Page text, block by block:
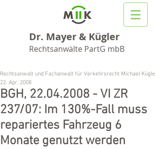
Dr. Mayer & Kügler
Rechtsanwälte PartG mbB
BGH, 22.04.2008 - VI ZR
237/07: Im 130%-Fall muss
repariertes Fahrzeug 6
Monate genutzt werden
Rechtsanwalt und Fachanwalt für Verkehrsrecht Michael Kügler
22. Apr. 2008